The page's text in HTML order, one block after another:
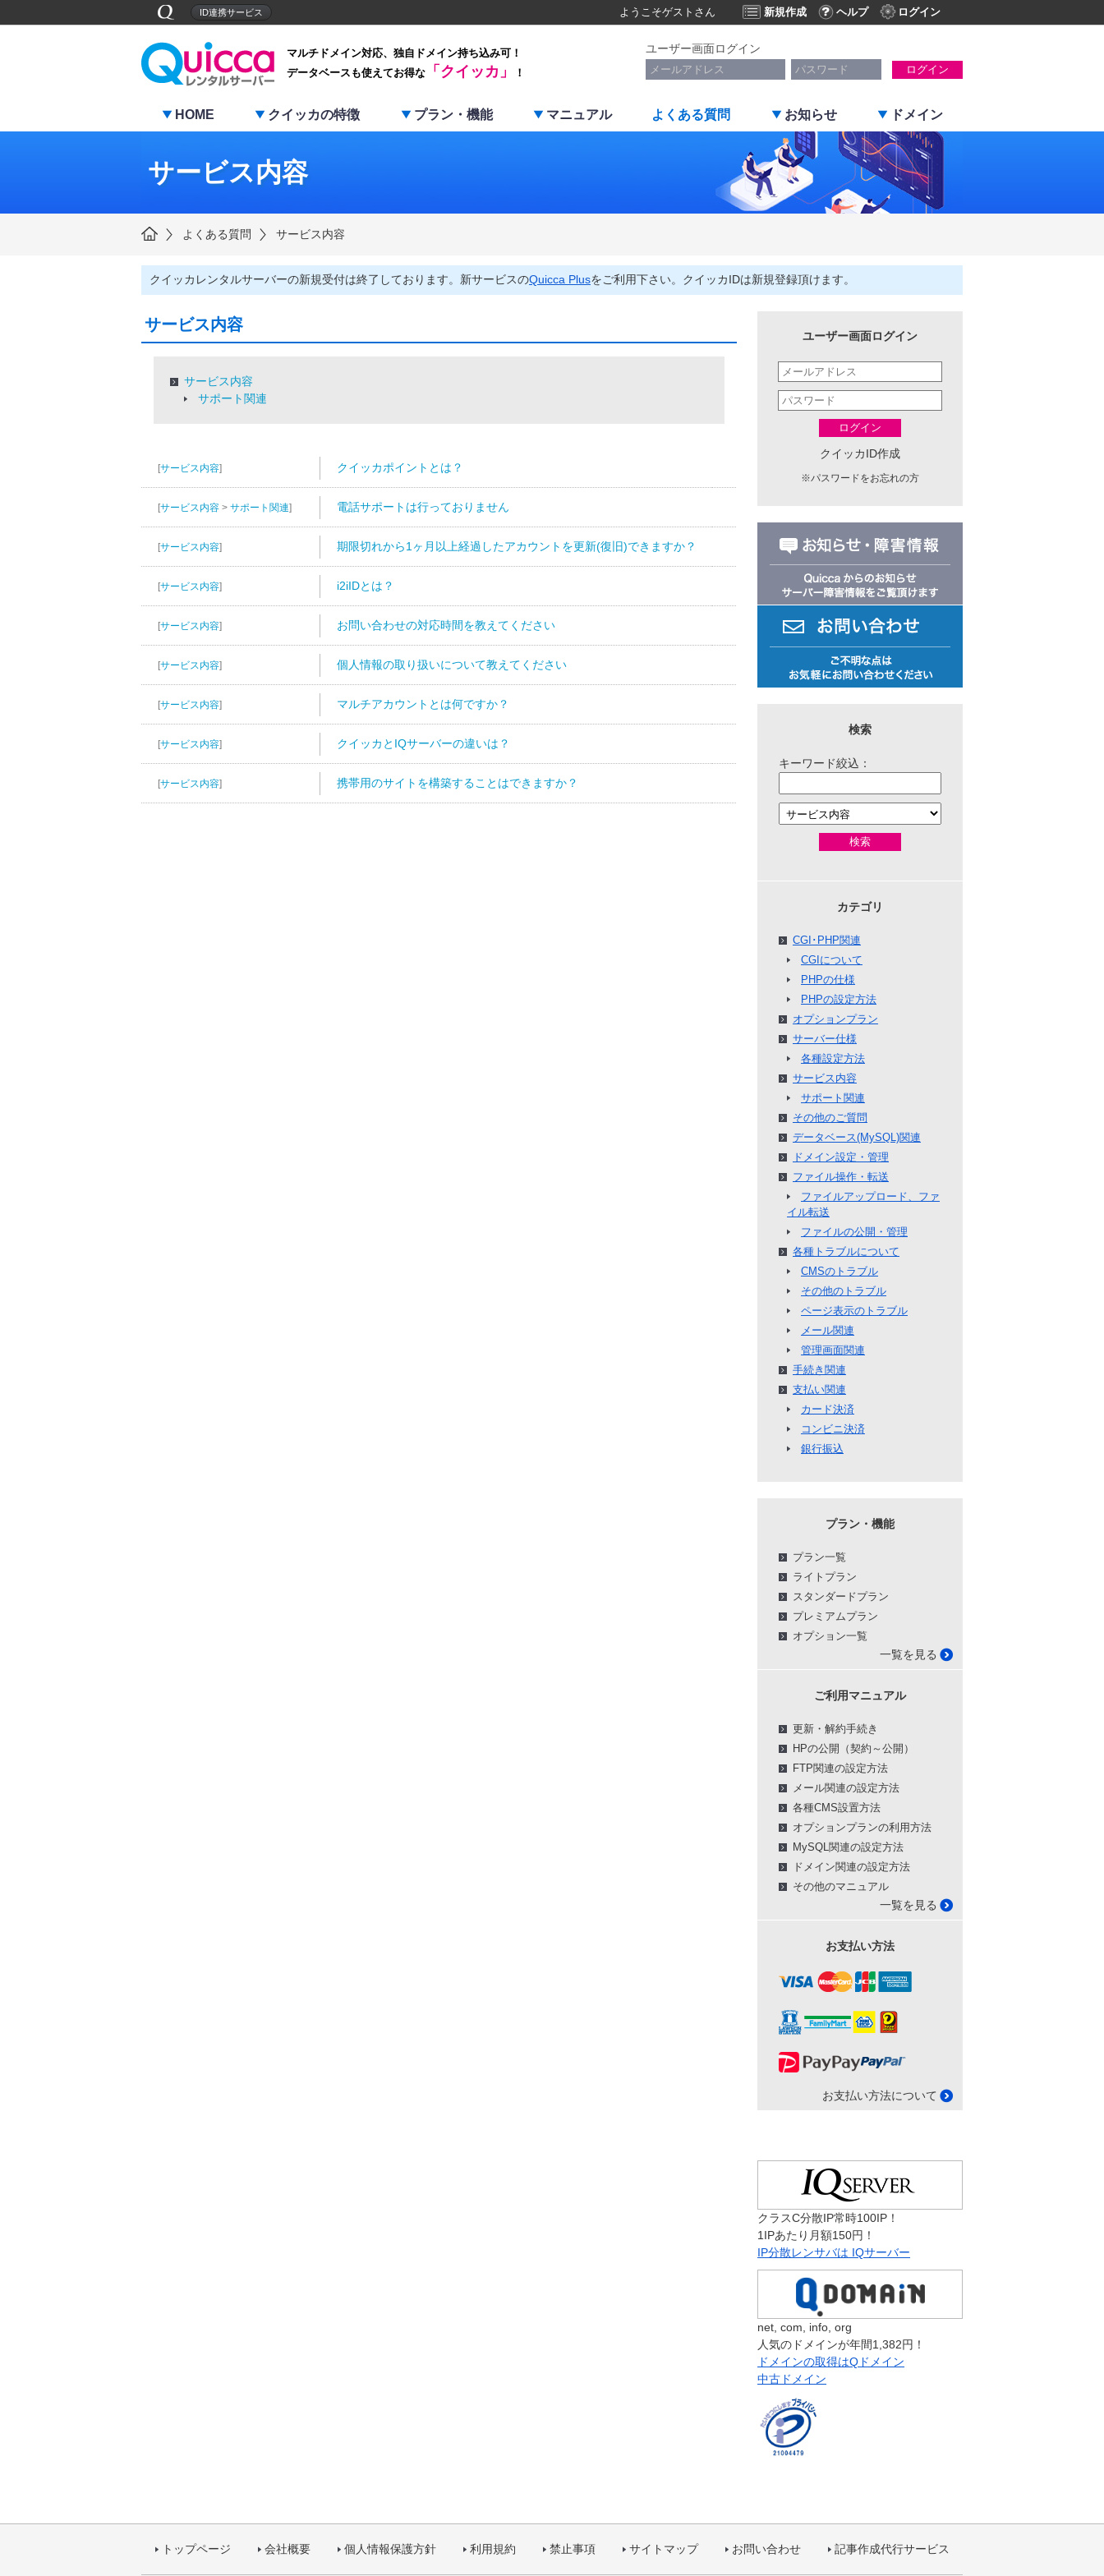
ID連携サービス ようこそゲスト さん 新規作成 ヘルプ ログイン
マルチドメイン対応、独自ドメイン持ち込み可！
データベースも使えてお得な
「クイッカ」 ！
ユーザー画面ログイン
ログイン
HOME クイッカの特徴 プラン・機能 マニュアル よくある質問 お知らせ ドメイン
サービス内容
よくある質問 サービス内容
クイッカレンタルサーバーの新規受付は終了しております。新サービスのQuicca Plusをご利用下さい。クイッカIDは新規登録頂けます。
サービス内容
サービス内容
サポート関連
[サービス内容] クイッカポイントとは？
[サービス内容 > サポート関連] 電話サポートは行っておりません
[サービス内容] 期限切れから1ヶ月以上経過したアカウントを更新(復旧)できますか？
[サービス内容] i2iIDとは？
[サービス内容] お問い合わせの対応時間を教えてください
[サービス内容] 個人情報の取り扱いについて教えてください
[サービス内容] マルチアカウントとは何ですか？
[サービス内容] クイッカとIQサーバーの違いは？
[サービス内容] 携帯用のサイトを構築することはできますか？
ユーザー画面ログイン
ログイン
クイッカID作成
※パスワードをお忘れの方
検索
キーワード絞込：
検索
カテゴリ
CGI･PHP関連
CGIについて
PHPの仕様
PHPの設定方法
オプションプラン
サーバー仕様
各種設定方法
サービス内容
サポート関連
その他のご質問
データベース(MySQL)関連
ドメイン設定・管理
ファイル操作・転送
ファイルアップロード、ファ
イル転送
ファイルの公開・管理
各種トラブルについて
CMSのトラブル
その他のトラブル
ページ表示のトラブル
メール関連
管理画面関連
手続き関連
支払い関連
カード決済
コンビニ決済
銀行振込
プラン・機能
プラン一覧
ライトプラン
スタンダードプラン
プレミアムプラン
オプション一覧
一覧を見る
ご利用マニュアル
更新・解約手続き
HPの公開（契約～公開）
FTP関連の設定方法
メール関連の設定方法
各種CMS設置方法
オプションプランの利用方法
MySQL関連の設定方法
ドメイン関連の設定方法
その他のマニュアル
一覧を見る
お支払い方法
お支払い方法について
クラスC分散IP常時100IP！
1IPあたり月額150円！
IP分散レンサバは IQサーバー
net, com, info, org
人気のドメインが年間1,382円！
ドメインの取得はQドメイン
中古ドメイン
トップページ 会社概要 個人情報保護方針 利用規約 禁止事項 サイトマップ お問い合わせ 記事作成代行サービス